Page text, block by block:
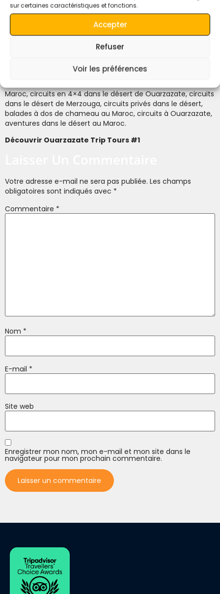
sur certaines caractéristiques et fonctions.
Accepter
Refuser
Voir les préférences
Téléphone : +212 673-680712
E-mail: quietmerzouga1@gmail.com
Site Web: Quiet Merzouga Desert
Hashtags: #Desert #Adventures #Merzouga #Marrakech
circuits dans le désert de Ouarzazate, circuits
Maroc, circuits en 4×4 dans le désert de Ouarzazate, circuits
dans le désert de Merzouga, circuits privés dans le désert,
balades à dos de chameau au Maroc, circuits à Ouarzazate,
aventures dans le désert au Maroc.
Découvrir Ouarzazate Trip Tours #1
Votre adresse e-mail ne sera pas publiée. Les champs
obligatoires sont indiqués avec *
Commentaire *
Nom *
E-mail *
Site web
Enregistrer mon nom, mon e-mail et mon site dans le
navigateur pour mon prochain commentaire.